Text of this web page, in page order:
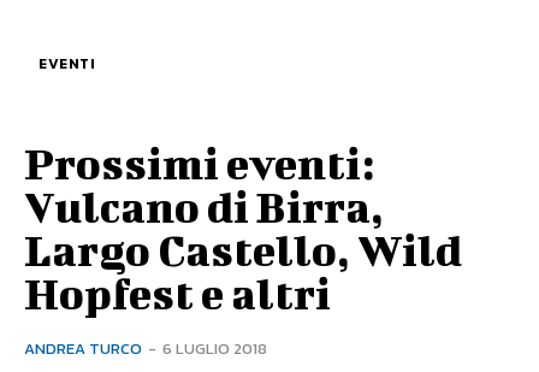
EVENTI
Prossimi eventi:
Vulcano di Birra,
Largo Castello, Wild
Hopfest e altri
ANDREA TURCO - 6 LUGLIO 2018